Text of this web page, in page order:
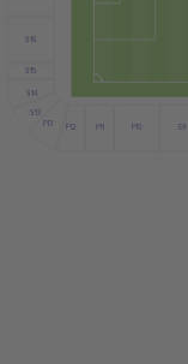
S13
S14
S15
S16
E9
F10
F11
F12
F13